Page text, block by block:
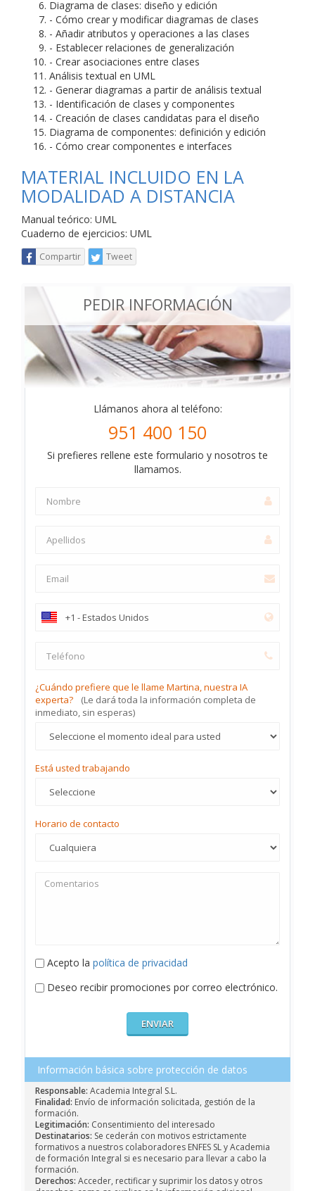
Diagrama de clases: diseño y edición
- Cómo crear y modificar diagramas de clases
- Añadir atributos y operaciones a las clases
- Establecer relaciones de generalización
- Crear asociaciones entre clases
Análisis textual en UML
- Generar diagramas a partir de análisis textual
- Identificación de clases y componentes
- Creación de clases candidatas para el diseño
Diagrama de componentes: definición y edición
- Cómo crear componentes e interfaces
MATERIAL INCLUIDO EN LA
MODALIDAD A DISTANCIA
Manual teórico: UML
Cuaderno de ejercicios: UML
Compartir Tweet
PEDIR INFORMACIÓN
Llámanos ahora al teléfono:
951 400 150
Si prefieres rellene este formulario y nosotros te
llamamos.
¿Cuándo prefiere que le llame Martina, nuestra IA
experta?
(Le dará toda la información completa de
inmediato, sin esperas)
Está usted trabajando
Horario de contacto
Acepto la política de privacidad
Deseo recibir promociones por correo electrónico.
Información básica sobre protección de datos
Responsable: Academia Integral S.L.
Finalidad: Envío de información solicitada, gestión de la
formación.
Legitimación: Consentimiento del interesado
Destinatarios: Se cederán con motivos estrictamente
formativos a nuestros colaboradores ENFES SL y Academia
de formación Integral si es necesario para llevar a cabo la
formación.
Derechos: Acceder, rectificar y suprimir los datos y otros